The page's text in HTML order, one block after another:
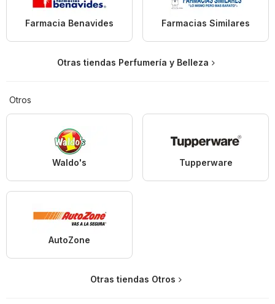
Farmacia Benavides Farmacias Similares
Otras tiendas Perfumería y Belleza
Otros
Waldo's Tupperware
AutoZone
Otras tiendas Otros